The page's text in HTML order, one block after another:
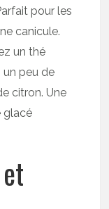
pour les
canicule.
un thé
un peu de
citron. Une
glacé